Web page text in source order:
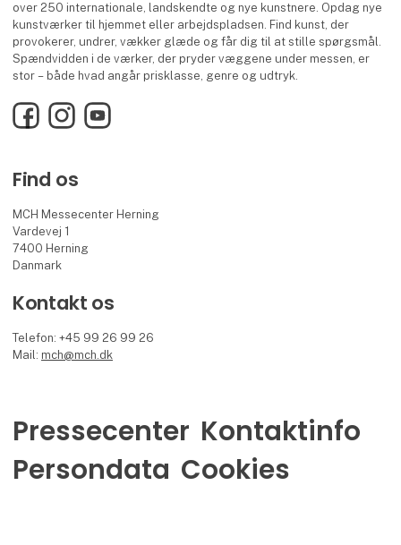
over 250 internationale, landskendte og nye kunstnere. Opdag nye
kunstværker til hjemmet eller arbejdspladsen. Find kunst, der
provokerer, undrer, vækker glæde og får dig til at stille spørgsmål.
Spændvidden i de værker, der pryder væggene under messen, er
stor – både hvad angår prisklasse, genre og udtryk.
FacebookInstagramYouTube
Find os
MCH Messecenter Herning
Vardevej 1
7400 Herning
Danmark
Kontakt os
Telefon: +45 99 26 99 26
Mail: mch@mch.dk
Pressecenter Kontaktinfo
Persondata Cookies